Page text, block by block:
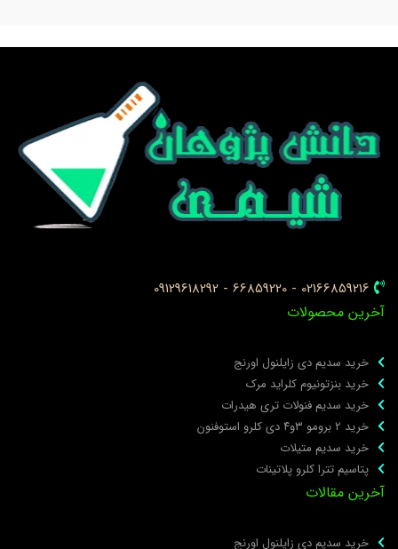
02166859216 - 66859220 - 09129618292
محصولات
خرید سدیم دی زایلنول اورنج
خرید بنزتونیوم کلراید مرک
خرید سدیم فنولات تری هیدرات
خرید ۲ برومو ۳و۴ دی‌ کلرو استوفنون
خرید سدیم متیلات
پتاسیم تترا کلرو پلاتینات
مقالات
خرید سدیم دی زایلنول اورنج